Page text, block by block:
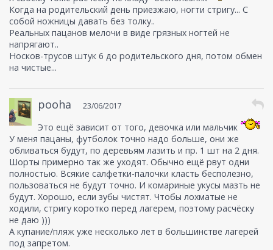
Когда на родительский день приезжаю, ногти стригу... С
собой ножницы давать без толку..
Реальных пацанов мелочи в виде грязных ногтей не
напрягают..
Носков-трусов штук 6 до родительского дня, потом обмен
на чистые...
pooha 23/06/2017
Это ещё зависит от того, девочка или мальчик
У меня пацаны, футболок точно надо больше, они же
обливаться будут, по деревьям лазить и пр. 1 шт на 2 дня.
Шорты примерно так же уходят. Обычно ещё рвут одни
полностью. Всякие салфетки-палочки класть бесполезно,
пользоваться не будут точно. И комариные укусы мазть не
будут. Хорошо, если зубы чистят. Чтобы лохматые не
ходили, стригу коротко перед лагерем, поэтому расчёску
не даю )))
А купание/пляж уже несколько лет в большинстве лагерей
под запретом.